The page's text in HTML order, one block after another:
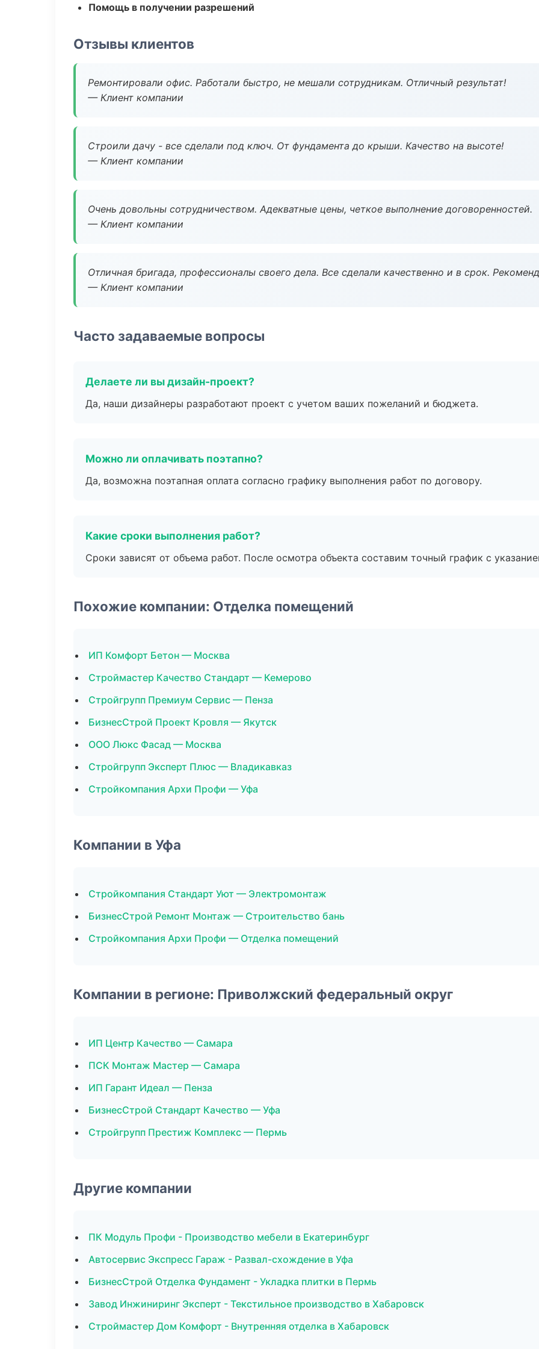
Помощь в получении разрешений
Отзывы клиентов
Ремонтировали офис. Работали быстро, не мешали сотрудникам. Отличный результат!
— Клиент компании
Строили дачу - все сделали под ключ. От фундамента до крыши. Качество на высоте!
— Клиент компании
Очень довольны сотрудничеством. Адекватные цены, четкое выполнение договоренностей.
— Клиент компании
Отличная бригада, профессионалы своего дела. Все сделали качественно и в срок.
— Клиент компании
Часто задаваемые вопросы
Делаете ли вы дизайн-проект?
Да, наши дизайнеры разработают проект с учетом ваших пожеланий и бюджета.
Можно ли оплачивать поэтапно?
Да, возможна поэтапная оплата согласно графику выполнения работ по договору.
Какие сроки выполнения работ?
Сроки зависят от объема работ. После осмотра объекта составим точный график с
Похожие компании: Отделка помещений
ИП Комфорт Бетон — Москва
Строймастер Качество Стандарт — Кемерово
Стройгрупп Премиум Сервис — Пенза
БизнесСтрой Проект Кровля — Якутск
ООО Люкс Фасад — Москва
Стройгрупп Эксперт Плюс — Владикавказ
Стройкомпания Архи Профи — Уфа
Компании в Уфа
Стройкомпания Стандарт Уют — Электромонтаж
БизнесСтрой Ремонт Монтаж — Строительство бань
Стройкомпания Архи Профи — Отделка помещений
Компании в регионе: Приволжский федеральный округ
ИП Центр Качество — Самара
ПСК Монтаж Мастер — Самара
ИП Гарант Идеал — Пенза
БизнесСтрой Стандарт Качество — Уфа
Стройгрупп Престиж Комплекс — Пермь
Другие компании
ПК Модуль Профи - Производство мебели в Екатеринбург
Автосервис Экспресс Гараж - Развал-схождение в Уфа
БизнесСтрой Отделка Фундамент - Укладка плитки в Пермь
Завод Инжиниринг Эксперт - Текстильное производство в Хабаровск
Строймастер Дом Комфорт - Внутренняя отделка в Хабаровск